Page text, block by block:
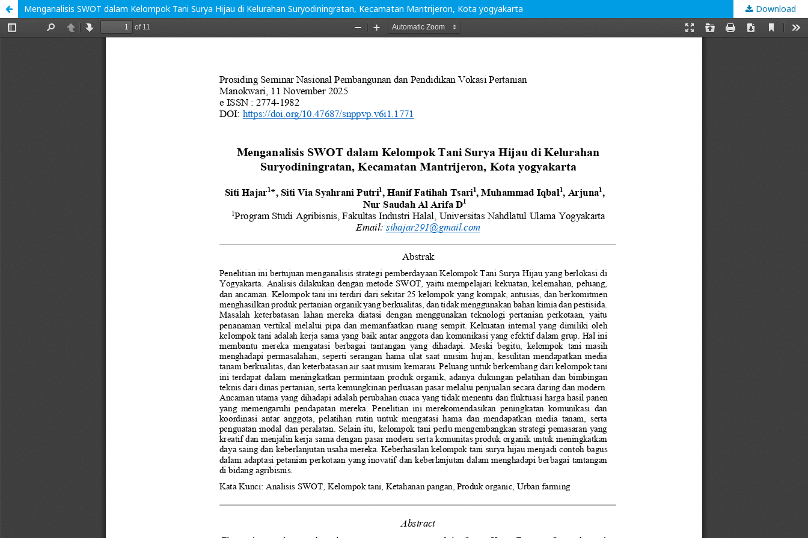
Menganalisis SWOT dalam Kelompok Tani Surya Hijau di Kelurahan Suryodiningratan, Kecamatan Mantrijeron, Kota yogyakarta Download